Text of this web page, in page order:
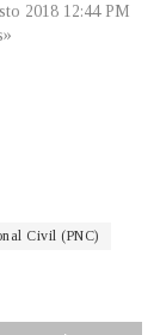
2018 12:44 PM
Civil (PNC)